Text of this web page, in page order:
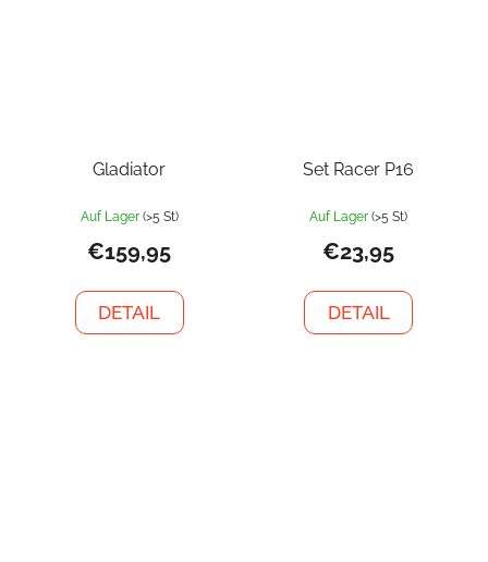
Gladiator
Auf Lager (>5 St)
€159,95
DETAIL
Set Racer P16
Auf Lager (>5 St)
€23,95
DETAIL